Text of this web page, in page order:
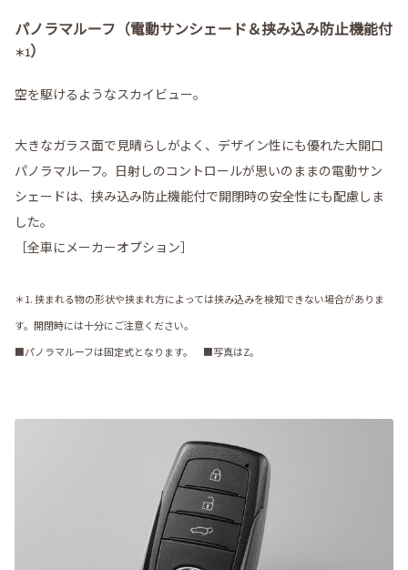
パノラマルーフ（電動サンシェード＆挟み込み防止機能付
＊1）
空を駆けるようなスカイビュー。
大きなガラス面で見晴らしがよく、デザイン性にも優れた大開口
パノラマルーフ。日射しのコントロールが思いのままの電動サン
シェードは、挟み込み防止機能付で開閉時の安全性にも配慮しま
した。
［全車にメーカーオプション］
＊1. 挟まれる物の形状や挟まれ方によっては挟み込みを検知できない場合がありま
す。開閉時には十分にご注意ください。
■パノラマルーフは固定式となります。 ■写真はZ。